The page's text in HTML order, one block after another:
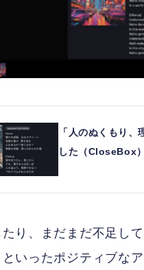
「人のぬくもり
した（CloseBox
り、まだまだ不足し
といったポジティブな